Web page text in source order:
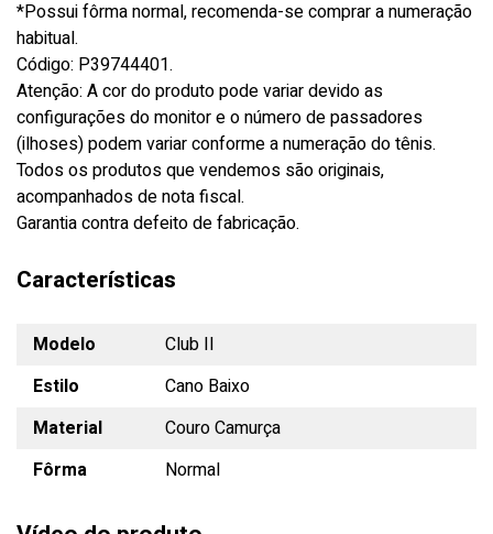
*Possui fôrma normal, recomenda-se comprar a numeração
habitual.
Código: P39744401.
Atenção: A cor do produto pode variar devido as
configurações do monitor e o número de passadores
(ilhoses) podem variar conforme a numeração do tênis.
Todos os produtos que vendemos são originais,
acompanhados de nota fiscal.
Garantia contra defeito de fabricação.
Características
Modelo
Club II
Estilo
Cano Baixo
Material
Couro Camurça
Fôrma
Normal